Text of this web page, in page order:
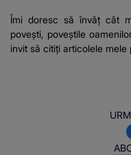
Îmi doresc să învăț cât
povești, poveștile
invit să citiți articolele mele